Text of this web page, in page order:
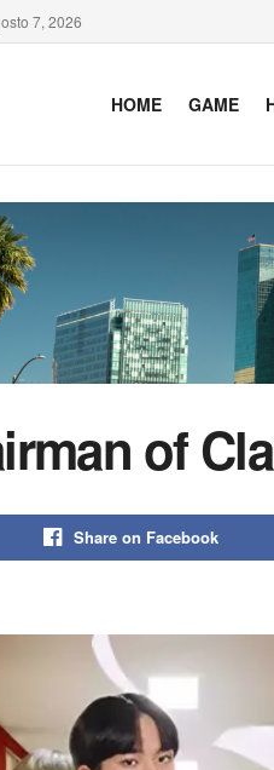
7, 2026
HOME GAME
of
Share on Facebook